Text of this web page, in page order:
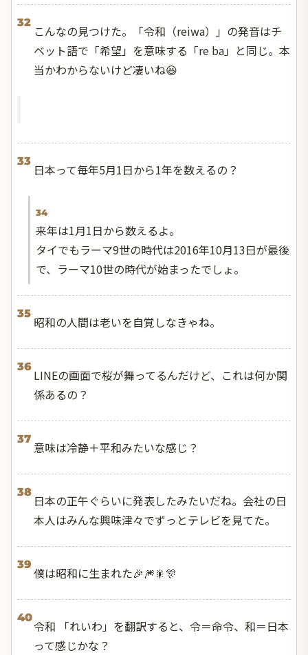
32
こんなの見つけた。「令和（reiwa）」の発音はチ
ベット語で「希望」を意味する「re ba」と同じ。本
当かわからないけど凄いね😆
33
日本って毎年5月1日から1年を数えるの？
34
来年は1月1日から数えるよ。
タイでもラーマ9世の時代は2016年10月13日が最後
で、ラーマ10世の時代が始まったでしょ。
35
昭和の人間は老いを自覚しなきゃね。
36
LINEの画面で桜が舞ってるんだけど、これは何か関
係あるの？
37
意味は冷静＋平和みたいな感じ？
38
日本の正午ぐらいに発表したみたいだね。会社の日
本人はみんな興味津々でずっとテレビを見てた。
39
僕は昭和に生まれた🎉🎆🎇🎊
40
令和 「れいわ」を翻訳すると、令＝命令、和＝日本
って感じかな？